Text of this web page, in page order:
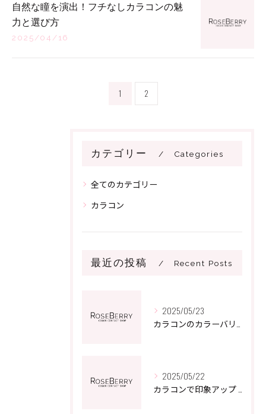
自然な瞳を演出！フチなしカラコンの魅
力と選び方
2025/04/16
1 2
カテゴリー Categories
全てのカテゴリー
カラコン
最近の投稿 Recent Posts
2025/05/23
カラコンのカラーバリエーションで毎日をもっと楽しくする方法
2025/05/22
カラコンで印象アップ モテる瞳の秘密を解説